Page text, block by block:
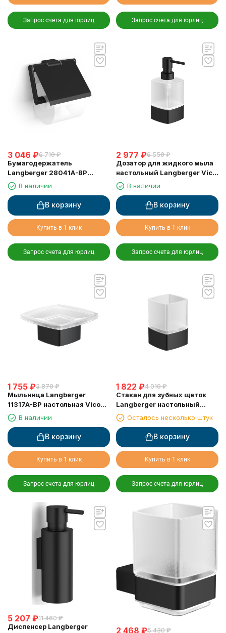
Запрос счета для юрлиц Запрос счета для юрлиц
3 046 ₽6 710 ₽
Бумагодержатель
Langberger 28041A-BP
туалетной бумаги с
крышкой черный
В наличии
В корзину
Купить в 1 клик
Запрос счета для юрлиц
2 977 ₽6 550 ₽
Дозатор для жидкого мыла
настольный Langberger Vico
Black Edition 11323A-BP
чёрный
В наличии
В корзину
Купить в 1 клик
Запрос счета для юрлиц
1 755 ₽3 870 ₽
Мыльница Langberger
11317A-BP настольная Vico
Black Edition чёрная
В наличии
В корзину
Купить в 1 клик
Запрос счета для юрлиц
1 822 ₽4 010 ₽
Стакан для зубных щеток
Langberger настольный
черный матовый (11313A-BP)
Осталось несколько штук
В корзину
Купить в 1 клик
Запрос счета для юрлиц
5 207 ₽11 460 ₽
Диспенсер Langberger
2 468 ₽5 430 ₽